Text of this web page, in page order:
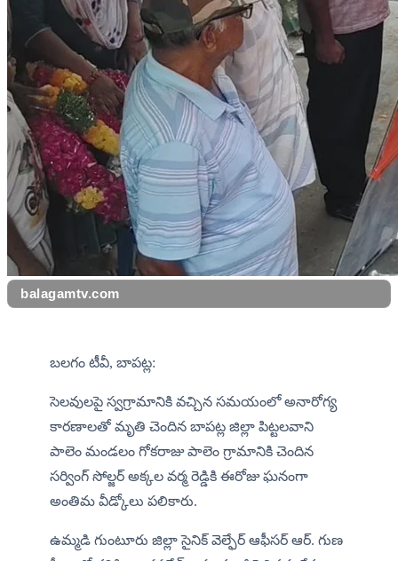
balagamtv.com
బలగం టీవీ, బాపట్ల:
సెలవులపై స్వగ్రామానికి వచ్చిన సమయంలో అనారోగ్య
కారణాలతో మృతి చెందిన బాపట్ల జిల్లా పిట్టలవాని
పాలెం మండలం గోకరాజు పాలెం గ్రామానికి చెందిన
సర్వింగ్ సోల్జర్ అక్కల వర్మ రెడ్డికి ఈరోజు ఘనంగా
అంతిమ వీడ్కోలు పలికారు.
ఉమ్మడి గుంటూరు జిల్లా సైనిక్ వెల్ఫేర్ ఆఫీసర్ ఆర్. గుణ